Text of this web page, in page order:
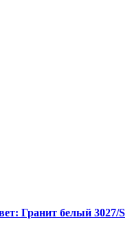
Гранит белый 3027/S